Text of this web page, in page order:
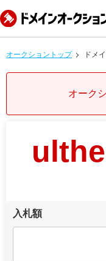
オークショントップ ドメ
オーク
入札額